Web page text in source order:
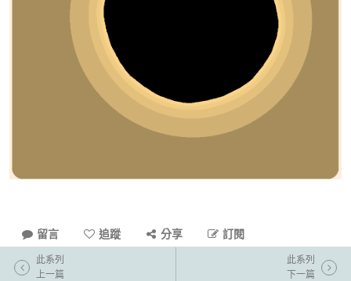
留言 追蹤 分享 訂閱
此系列
上一篇
此系列
下一篇